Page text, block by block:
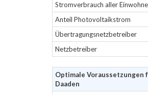
Stromverbrauch aller
Anteil Photovoltaikstrom
Übertragungsnetzbetreiber
Netzbetreiber
Optimale Voraussetzungen
Daaden